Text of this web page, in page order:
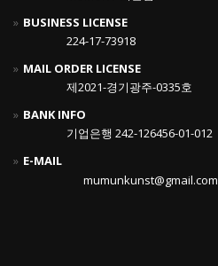
BUSINESS LICENSE
224-17-73918
MAIL ORDER LICENSE
제2021-경기광주-0335호
BANK INFO
기업은행 242-126456-01-012
E-MAIL
mumunkunst@gmail.com